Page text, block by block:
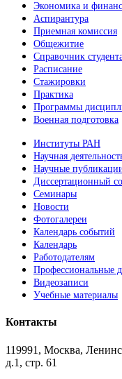
Экономика и
Аспирантура
Приемная комиссия
Общежитие
Справочник
Расписание
Стажировки
Практика
Программы
Военная подготовка
Институты РАН
Научная
Научные
Диссертационный
Семинары
Новости
Фотогалереи
Календарь событий
Календарь
Работодателям
Профессиональные
Видеозаписи
Учебные материалы
Контакты
119991, Москва,
д.1, стр. 61